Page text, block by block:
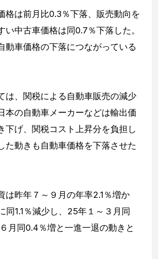
格は前月比0.3％下落、販売動向を
い中古車価格は同0.7％下落した。
動車価格の下落につながっている
は、関税による自動車販売の減少
本の自動車メーカーなどは輸出価
下げ、関税コスト上昇分を負担し
た動きも自動車価格を下落させた
は昨年７～９月の年率2.1％増か
同1.1％減少し、25年１～３月同
月同0.4％増と一進一退の動きと